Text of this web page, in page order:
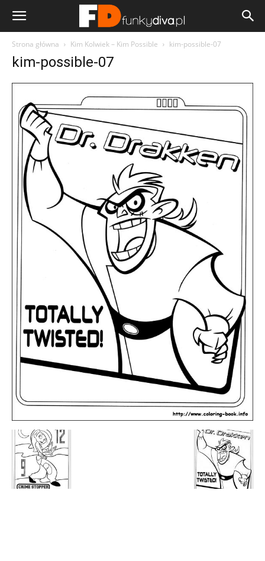
Strona główna Kim Kolwiek – Kim Possible kim-possible-07
kim-possible-07